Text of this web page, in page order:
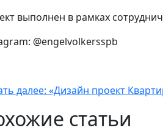
выполнен в рамках
@engelvolkersspb
далее: «Дизайн проект
статьи